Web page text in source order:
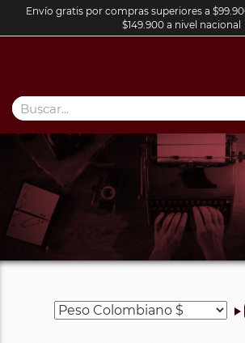
Envío gratis por compras superiores a
$149.900 a nivel nacional